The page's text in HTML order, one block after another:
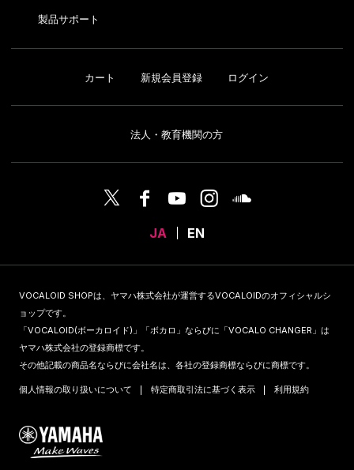
製品サポート
カート 新規会員登録 ログイン
法人・教育機関の方
JA EN
VOCALOID SHOPは、ヤマハ株式会社が運営するVOCALOIDのオフィシャルシ
ョップです。
「VOCALOID(ボーカロイド)」「ボカロ」ならびに「VOCALO CHANGER」は
ヤマハ株式会社の登録商標です。
その他記載の商品名ならびに会社名は、各社の登録商標ならびに商標です。
個人情報の取り扱いについて 特定商取引法に基づく表示 利用規約